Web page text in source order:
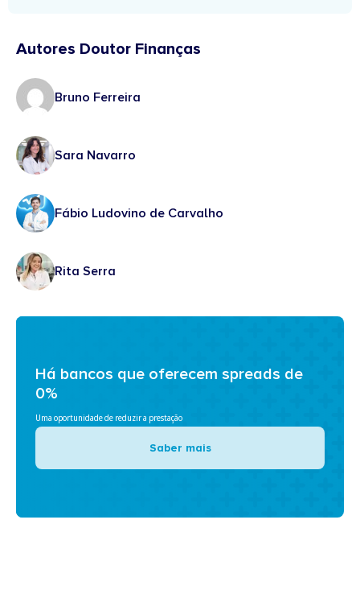
Autores Doutor Finanças
Bruno Ferreira
Sara Navarro
Fábio Ludovino de Carvalho
Rita Serra
Há bancos que oferecem spreads de
0%
Uma oportunidade de reduzir a prestação
Saber mais